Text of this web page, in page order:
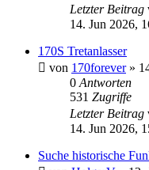
Letzter Beitrag
14. Jun 2026,
170S Tretanlasser
von 170forever»
0 Antworten
531 Zugriffe
Letzter Beitrag
14. Jun 2026,
Suche historische